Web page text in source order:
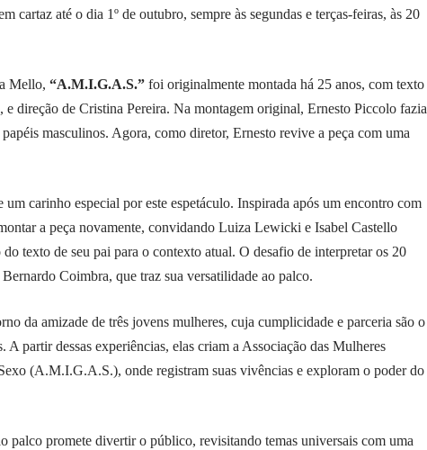
cartaz até o dia 1º de outubro, sempre às segundas e terças-feiras, às 20
Mello, “A.M.I.G.A.S.” foi originalmente montada há 25 anos, com texto
direção de Cristina Pereira. Na montagem original, Ernesto Piccolo fazia
masculinos. Agora, como diretor, Ernesto revive a peça com uma
carinho especial por este espetáculo. Inspirada após um encontro com
a peça novamente, convidando Luiza Lewicki e Isabel Castello
texto de seu pai para o contexto atual. O desafio de interpretar os 20
Coimbra, que traz sua versatilidade ao palco.
da amizade de três jovens mulheres, cuja cumplicidade e parceria são o
A partir dessas experiências, elas criam a Associação das Mulheres
(A.M.I.G.A.S.), onde registram suas vivências e exploram o poder do
palco promete divertir o público, revisitando temas universais com uma